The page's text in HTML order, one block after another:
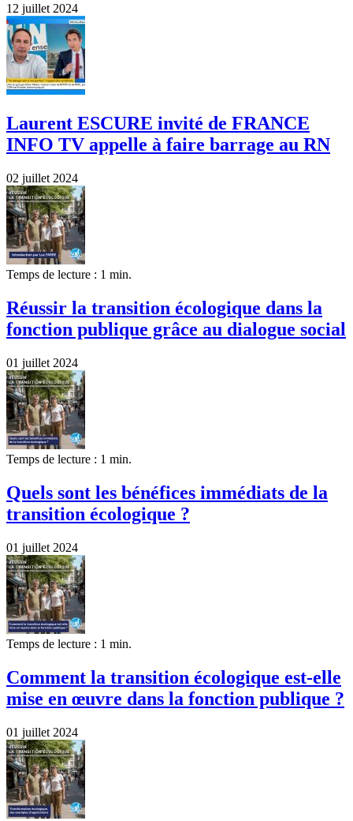
12 juillet 2024
Laurent ESCURE invité de FRANCE
INFO TV appelle à faire barrage au RN
02 juillet 2024
Temps de lecture : 1 min.
Réussir la transition écologique dans la
fonction publique grâce au dialogue social
01 juillet 2024
Temps de lecture : 1 min.
Quels sont les bénéfices immédiats de la
transition écologique ?
01 juillet 2024
Temps de lecture : 1 min.
Comment la transition écologique est-elle
mise en œuvre dans la fonction publique ?
01 juillet 2024